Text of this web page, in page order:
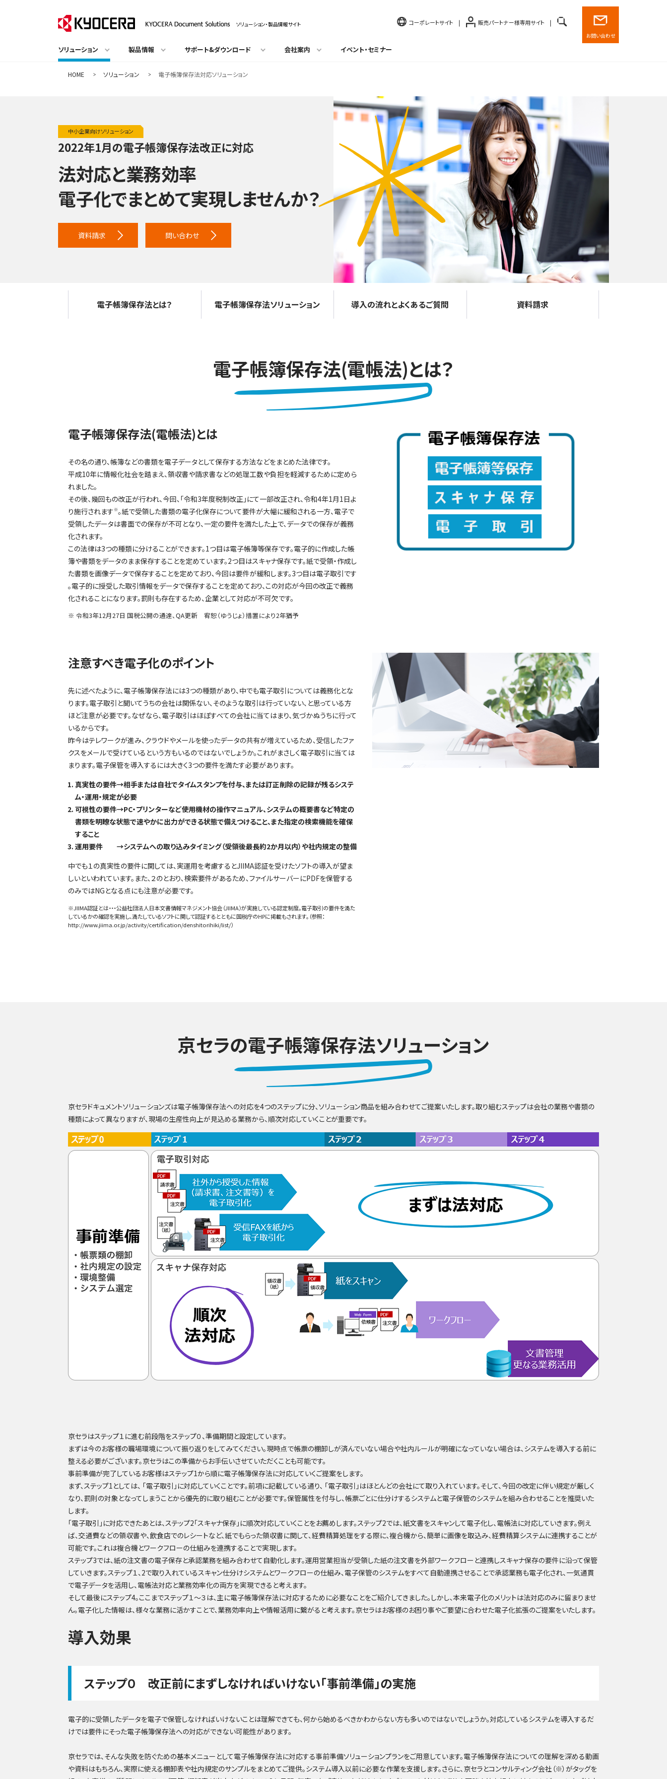
ソリューション・製品情報サイト コーポレートサイト 販売パートナー様専用サイト
お問い合わせ
ソリューション 製品情報 サポート&ダウンロード 会社案内 イベント・セミナー
HOME ソリューション 電子帳簿保存法対応ソリューション
中小企業向けソリューション
2022年1月の電子帳簿保存法改正に対応
法対応と業務効率
電子化でまとめて実現しませんか？
資料請求 問い合わせ
電子帳簿保存法とは？ 電子帳簿保存法ソリューション 導入の流れとよくあるご質問 資料請求
電子帳簿保存法(電帳法)とは？
電子帳簿保存法(電帳法)とは
その名の通り、帳簿などの書類を電子データとして保存する方法などをまとめた法律です。
平成10年に情報化社会を踏まえ、領収書や請求書などの処理工数や負担を軽減するために定めら
れました。
その後、幾回もの改正が行われ、今回、「令和3年度税制改正」にて一部改正され、令和4年1月1日よ
り施行されます※。紙で受領した書類の電子化保存について要件が大幅に緩和される一方、電子で
受領したデータは書面での保存が不可となり、一定の要件を満たした上で、データでの保存が義務
化されます。
この法律は3つの種類に分けることができます。1つ目は電子帳簿等保存です。電子的に作成した帳
簿や書類をデータのまま保存することを定めています。2つ目はスキャナ保存です。紙で受領・作成し
た書類を画像データで保存することを定めており、今回は要件が緩和します。3つ目は電子取引です
。電子的に授受した取引情報をデータで保存することを定めており、この対応が今回の改正で義務
化されることになります。罰則も存在するため、企業として対応が不可欠です。
※ 令和3年12月27日 国税公開の通達、QA更新 宥恕（ゆうじょ）措置により2年猶予
注意すべき電子化のポイント
先に述べたように、電子帳簿保存法には3つの種類があり、中でも電子取引については義務化とな
ります。電子取引と聞いてうちの会社は関係ない、そのような取引は行っていない、と思っている方
ほど注意が必要です。なぜなら、電子取引はほぼすべての会社に当てはまり、気づかぬうちに行って
いるからです。
昨今はテレワークが進み、クラウドやメールを使ったデータの共有が増えているため、受信したファ
クスをメールで受けているという方もいるのではないでしょうか。これがまさしく電子取引に当ては
まります。電子保管を導入するには大きく3つの要件を満たす必要があります。
真実性の要件→相手または自社でタイムスタンプを付与、または訂正削除の記録が残るシステ
ム・運用・規定が必要
可視性の要件→PC・プリンターなど使用機材の操作マニュアル、システムの概要書など特定の
書類を明瞭な状態で速やかに出力ができる状態で備えつけること、また指定の検索機能を確保
すること
運用要件 →システムへの取り込みタイミング（受領後最長約2か月以内）や社内規定の整備
中でも１の真実性の要件に関しては、実運用を考慮するとJIIMA認証を受けたソフトの導入が望ま
しいといわれています。また、２のとおり、検索要件があるため、ファイルサーバーにPDFを保管する
のみではNGとなる点にも注意が必要です。
※JIIMA認証とは・・・公益社団法人日本文書情報マネジメント協会（JIIMA）が実施している認定制度。電子取引の要件を満た
しているかの確認を実施し、満たしているソフトに関して認証するとともに国税庁のHPに掲載もされます。（参照：
http://www.jiima.or.jp/activity/certification/denshitorihiki/list/）
京セラの電子帳簿保存法ソリューション
京セラドキュメントソリューションズは電子帳簿保存法への対応を4つのステップに分、ソリューション商品を組み合わせてご提案いたします。取り組むステップは会社の業務や書類の
種類によって異なりますが、現場の生産性向上が見込める業務から、順次対応していくことが重要です。
京セラはステップ１に進む前段階をステップ０、準備期間と設定しています。
まずは今のお客様の職場環境について振り返りをしてみてください。現時点で帳票の棚卸しが済んでいない場合や社内ルールが明確になっていない場合は、システムを導入する前に
整える必要がございます。京セラはこの準備からお手伝いさせていただくことも可能です。
事前準備が完了しているお客様はステップ1から順に電子帳簿保存法に対応していくご提案をします。
まず、ステップ1としては、 「電子取引」に対応していくことです。前項に記載している通り、 「電子取引」はほとんどの会社にて取り入れています。そして、今回の改定に伴い規定が厳しく
なり、罰則の対象となってしまうことから優先的に取り組むことが必要です。保管属性を付与し、帳票ごとに仕分けするシステムと電子保管のシステムを組み合わせることを推奨いた
します。
「電子取引」に対応できたあとは、ステップ2「スキャナ保存」に順次対応していくことをお薦めします。ステップ2では、紙文書をスキャンして電子化し、電帳法に対応していきます。例え
ば、交通費などの領収書や、飲食店でのレシートなど、紙でもらった領収書に関して、経費精算処理をする際に、複合機から、簡単に画像を取込み、経費精算システムに連携することが
可能です。これは複合機とワークフローの仕組みを連携することで実現します。
ステップ3では、紙の注文書の電子保存と承認業務を組み合わせて自動化します。運用営業担当が受領した紙の注文書を外部ワークフローと連携しスキャナ保存の要件に沿って保管
していきます。ステップ１、2で取り入れているスキャン仕分けシステムとワークフローの仕組み、電子保管のシステムをすべて自動連携させることで承認業務も電子化され、一気通貫
で電子データを活用し、電帳法対応と業務効率化の両方を実現できると考えます。
そして最後にステップ4。ここまでステップ１～３は、主に電子帳簿保存法に対応するために必要なことをご紹介してきました。しかし、本来電子化のメリットは法対応のみに留まりませ
ん。電子化した情報は、様々な業務に活かすことで、業務効率向上や情報活用に繋がると考えます。京セラはお客様のお困り事やご要望に合わせた電子化拡張のご提案をいたします。
導入効果
ステップ０ 改正前にまずしなければいけない「事前準備」の実施
電子的に受領したデータを電子で保管しなければいけないことは理解できても、何から始めるべきかわからない方も多いのではないでしょうか。対応しているシステムを導入するだ
けでは要件にそった電子帳簿保存法への対応ができない可能性があります。
京セラでは、そんな失敗を防ぐための基本メニューとして電子帳簿保存法に対応する事前準備ソリューションプランをご用意しています。電子帳簿保存法についての理解を深める動画
や資料はもちろん、実際に使える棚卸表や社内規定のサンプルをまとめてご提供。システム導入以前に必要な作業を支援します。さらに、京セラとコンサルティング会社（※）がタッグを